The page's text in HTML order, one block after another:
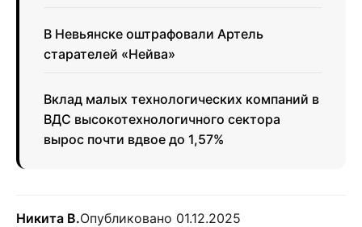
В Невьянске оштрафовали Артель
старателей «Нейва»
Вклад малых технологических компаний в
ВДС высокотехнологичного сектора
вырос почти вдвое до 1,57%
Никита В.Опубликовано 01.12.2025